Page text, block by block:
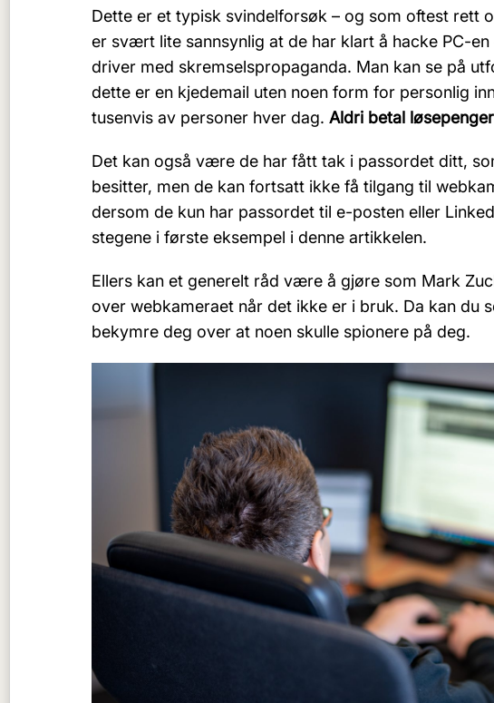
Dette er et typisk svindelforsøk – og som oftest rett
er svært lite sannsynlig at de har klart å hacke PC-
driver med skremselspropaganda. Man kan se på
dette er en kjedemail uten noen form for personlig
tusenvis av personer hver dag. Aldri betal løsepenger
Det kan også være de har fått tak i passordet ditt,
besitter, men de kan fortsatt ikke få tilgang til
dersom de kun har passordet til e-posten eller
stegene i første eksempel i denne artikkelen.
Ellers kan et generelt råd være å gjøre som Mark
over webkameraet når det ikke er i bruk. Da kan du
bekymre deg over at noen skulle spionere på deg.